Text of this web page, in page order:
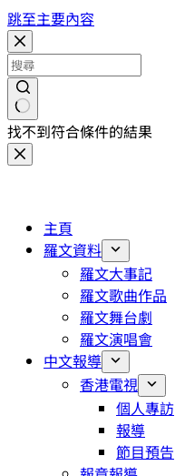
跳至主要內容
找不到符合條件的結果
主頁
羅文資料
羅文大事記
羅文歌曲作品
羅文舞台劇
羅文演唱會
中文報導
香港電視
個人專訪
報導
節目預告